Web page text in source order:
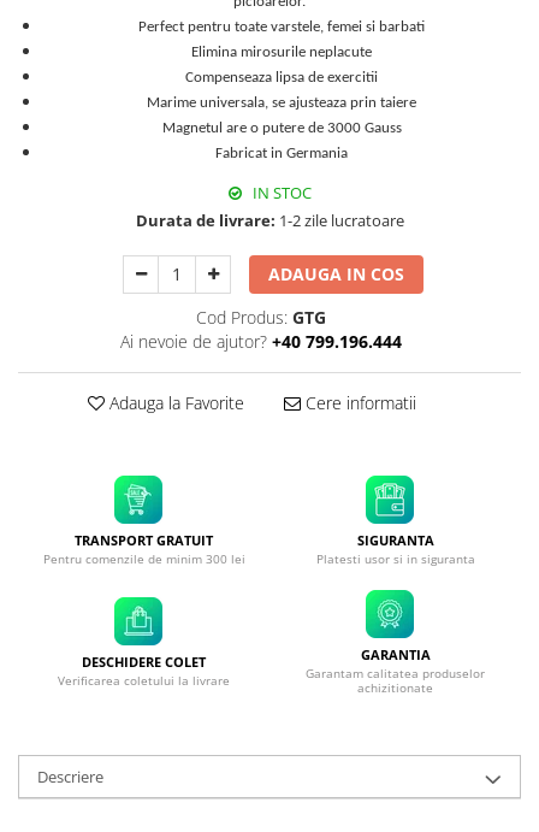
Perfect pentru toate varstele, femei si barbati
Elimina mirosurile neplacute
Compenseaza lipsa de exercitii
Marime universala, se ajusteaza prin taiere
Magnetul are o putere de 3000 Gauss
Fabricat in Germania
IN STOC
Durata de livrare: 1-2 zile lucratoare
ADAUGA IN COS
Cod Produs: GTG
Ai nevoie de ajutor? +40 799.196.444
Adauga la Favorite Cere informatii
TRANSPORT GRATUIT
Pentru comenzile de minim 300 lei
SIGURANTA
Platesti usor si in siguranta
DESCHIDERE COLET
Verificarea coletului la livrare
GARANTIA
Garantam calitatea produselor
achizitionate
Descriere